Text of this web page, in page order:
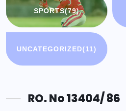
SPORTS(79)
UNCATEGORIZED(11)
RO. No 13404/ 86